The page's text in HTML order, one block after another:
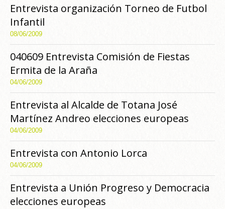
Entrevista organización Torneo de Futbol
Infantil
08/06/2009
040609 Entrevista Comisión de Fiestas
Ermita de la Araña
04/06/2009
Entrevista al Alcalde de Totana José
Martínez Andreo elecciones europeas
04/06/2009
Entrevista con Antonio Lorca
04/06/2009
Entrevista a Unión Progreso y Democracia
elecciones europeas